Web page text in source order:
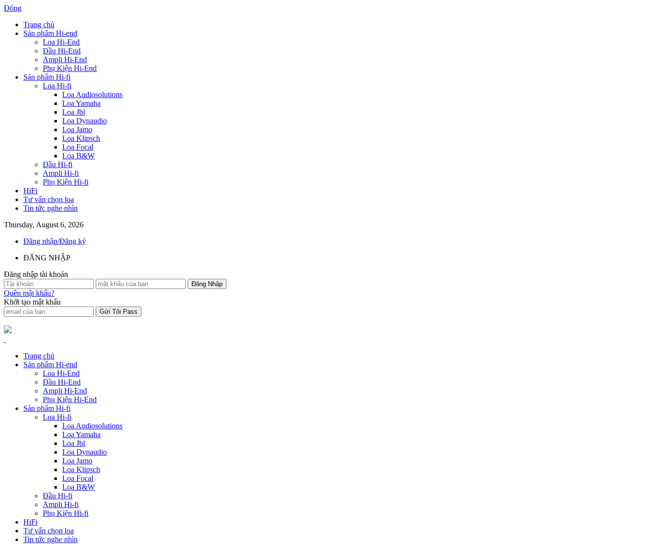
Đóng
Trang chủ
Sản phẩm Hi-end
Loa Hi-End
Đầu Hi-End
Ampli Hi-End
Phụ Kiện Hi-End
Sản phẩm Hi-fi
Loa Hi-fi
Loa Audiosolutions
Loa Yamaha
Loa Jbl
Loa Dynaudio
Loa Jamo
Loa Klipsch
Loa Focal
Loa B&W
Đầu Hi-fi
Ampli Hi-fi
Phụ Kiện Hi-fi
HiFi
Tư vấn chọn loa
Tin tức nghe nhìn
Thursday, August 6, 2026
Đăng nhập/Đăng ký
ĐĂNG NHẬP
Đăng nhập tài khoản
Quên mật khẩu?
Khởi tạo mật khẩu
Trang chủ
Sản phẩm Hi-end
Loa Hi-End
Đầu Hi-End
Ampli Hi-End
Phụ Kiện Hi-End
Sản phẩm Hi-fi
Loa Hi-fi
Loa Audiosolutions
Loa Yamaha
Loa Jbl
Loa Dynaudio
Loa Jamo
Loa Klipsch
Loa Focal
Loa B&W
Đầu Hi-fi
Ampli Hi-fi
Phụ Kiện Hi-fi
HiFi
Tư vấn chọn loa
Tin tức nghe nhìn